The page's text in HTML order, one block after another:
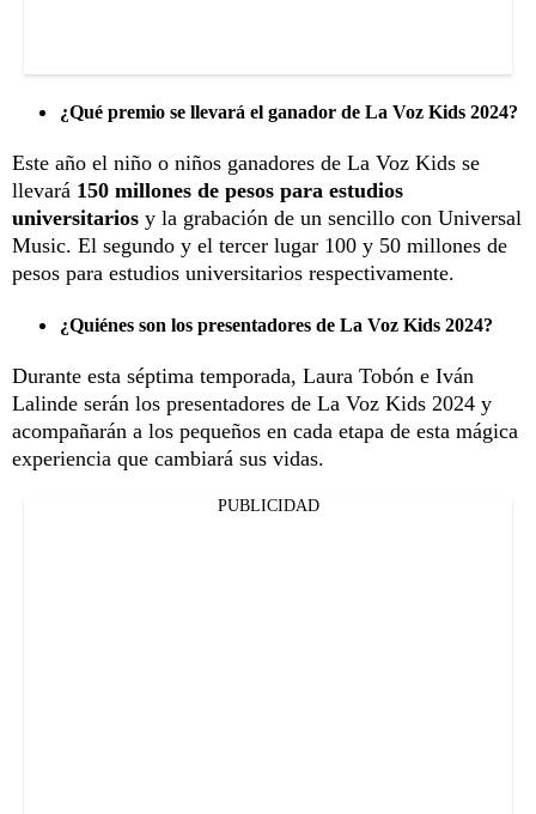
¿Qué premio se llevará el ganador de La Voz Kids 2024?
Este año el niño o niños ganadores de La Voz Kids se
llevará 150 millones de pesos para estudios
universitarios y la grabación de un sencillo con Universal
Music. El segundo y el tercer lugar 100 y 50 millones de
pesos para estudios universitarios respectivamente.
¿Quiénes son los presentadores de La Voz Kids 2024?
Durante esta séptima temporada, Laura Tobón e Iván
Lalinde serán los presentadores de La Voz Kids 2024 y
acompañarán a los pequeños en cada etapa de esta mágica
experiencia que cambiará sus vidas.
PUBLICIDAD